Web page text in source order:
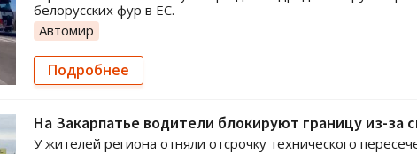
белорусских фур в ЕС.
Автомир
Подробнее
На Закарпатье водители блокируют границу из-за
У жителей региона отняли отсрочку технического